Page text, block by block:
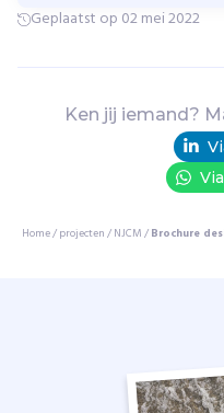
c
t
d
Geplaatst op 02 mei 2022
Ken jij iemand?
Home/projecten/NJCM/Brochure